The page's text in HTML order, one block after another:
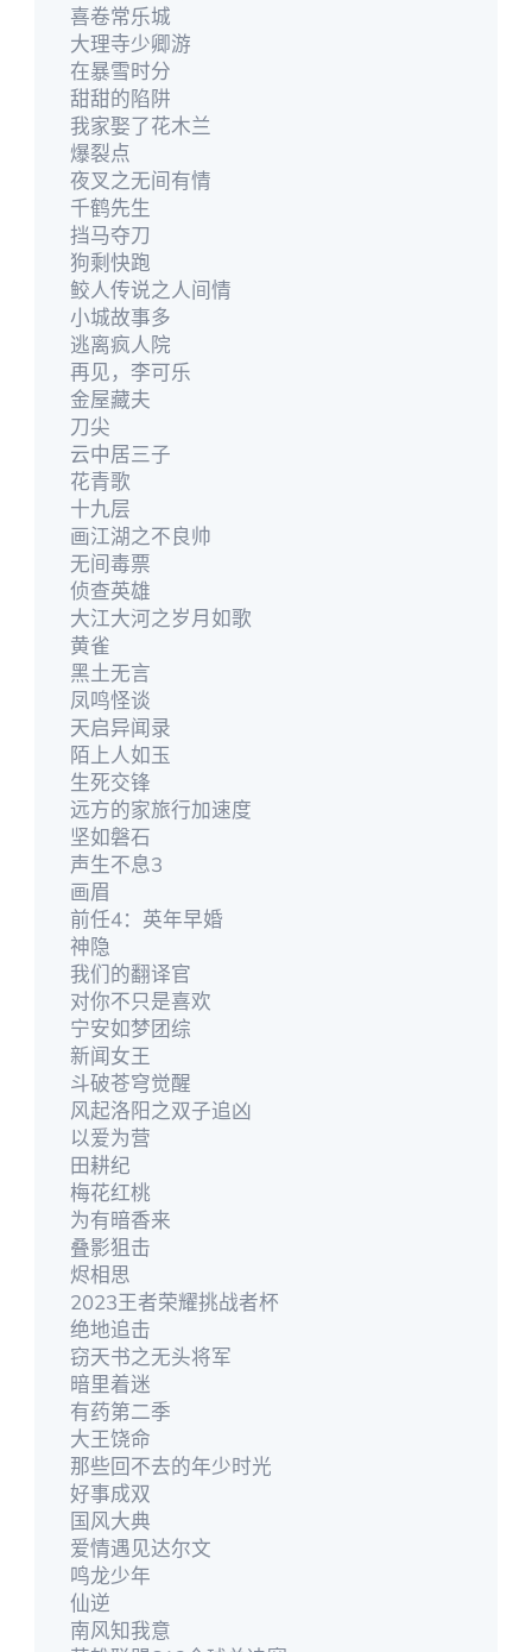
喜卷常乐城
大理寺少卿游
在暴雪时分
甜甜的陷阱
我家娶了花木兰
爆裂点
夜叉之无间有情
千鹤先生
挡马夺刀
狗剩快跑
鲛人传说之人间情
小城故事多
逃离疯人院
再见，李可乐
金屋藏夫
刀尖
云中居三子
花青歌
十九层
画江湖之不良帅
无间毒票
侦查英雄
大江大河之岁月如歌
黄雀
黑土无言
凤鸣怪谈
天启异闻录
陌上人如玉
生死交锋
远方的家旅行加速度
坚如磐石
声生不息3
画眉
前任4：英年早婚
神隐
我们的翻译官
对你不只是喜欢
宁安如梦团综
新闻女王
斗破苍穹觉醒
风起洛阳之双子追凶
以爱为营
田耕纪
梅花红桃
为有暗香来
叠影狙击
烬相思
2023王者荣耀挑战者杯
绝地追击
窃天书之无头将军
暗里着迷
有药第二季
大王饶命
那些回不去的年少时光
好事成双
国风大典
爱情遇见达尔文
鸣龙少年
仙逆
南风知我意